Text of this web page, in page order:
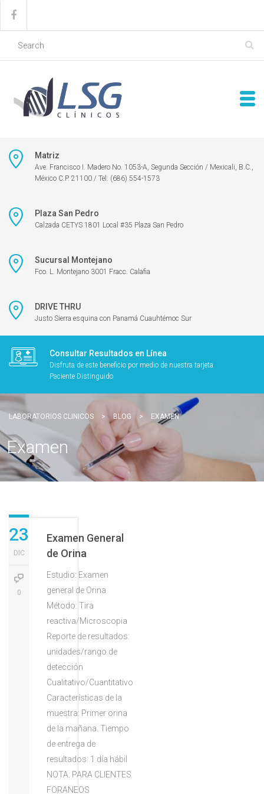
Matriz
Ave. Francisco I. Madero No. 1053-A, Segunda Sección / Mexicali, B.C.,
México C.P. 21100 / Tel: (686) 554-1573
Plaza San Pedro
Calzada CETYS 1801 Local #35 Plaza San Pedro
Sucursal Montejano
Fco. L. Montejano 3001 Fracc. Calafia
DRIVE THRU
Justo Sierra esquina con Panamá Cuauhtémoc Sur
Consultar Resultados en Línea
Disfruta de este beneficio por medio de nuestra tarjeta
Paciente Distinguido
LABORATORIOS CLINICOS > BLOG > EXAMEN
Examen
23
DIC
0
Examen General
de Orina
Estudio: Examen
general de Orina
Método: Tira
reactiva/Microscopia
Reporte de resultados:
unidades/rango de
detección
Cualitativo/Cuantitativo
Características de la
muestra: Primer orina
de la mañana. Tiempo
de entrega de
resultados: 1 día hábil
NOTA: PARA CLIENTES
FORANEOS